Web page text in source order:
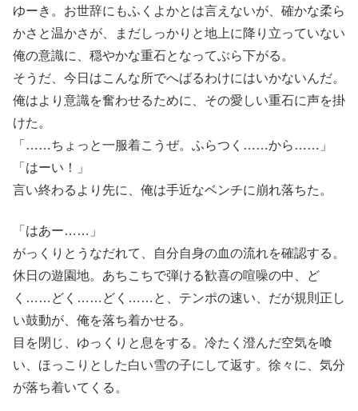
ゆーき。お世辞にもふくよかとは言えないが、確かな柔ら
かさと温かさが、まだしっかりと地上に降り立っていない
俺の意識に、穏やかな重石となってぶら下がる。
そうだ、今日はこんな所でへばるわけにはいかないんだ。
俺はより意識を奮わせるために、その愛しい重石に声を掛
けた。
「……ちょっと一服着こうぜ。ふらつく……から……」
「はーい！」
言い終わるより先に、俺は手近なベンチに崩れ落ちた。
「はあー……」
がっくりとうなだれて、自分自身の血の流れを確認する。
休日の遊園地。あちこちで弾ける歓喜の喧噪の中、ど
く……どく……どく……と、テンポの速い、だが規則正し
い鼓動が、俺を落ち着かせる。
目を閉じ、ゆっくりと息をする。冷たく澄んだ空気を喰
い、ほっこりとした白い雪の子にして返す。徐々に、気分
が落ち着いてくる。